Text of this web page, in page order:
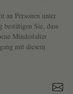
an Personen unter
bestätigen Sie, dass
Mindestalter
mit diesem